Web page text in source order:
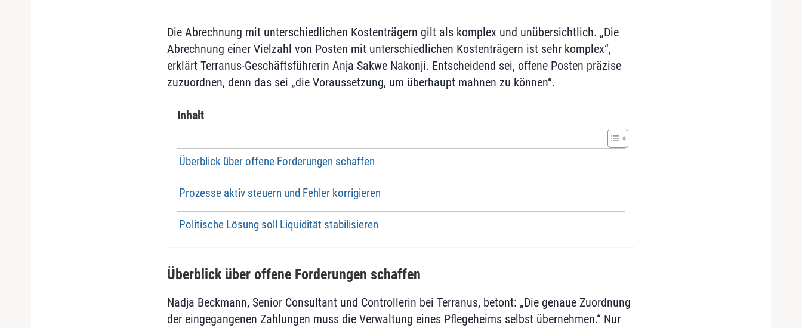
Die Abrechnung mit unterschiedlichen Kostenträgern gilt als komplex und unübersichtlich. „Die
Abrechnung einer Vielzahl von Posten mit unterschiedlichen Kostenträgern ist sehr komplex“,
erklärt Terranus-Geschäftsführerin Anja Sakwe Nakonji. Entscheidend sei, offene Posten präzise
zuzuordnen, denn das sei „die Voraussetzung, um überhaupt mahnen zu können“.
Inhalt
Überblick über offene Forderungen schaffen
Prozesse aktiv steuern und Fehler korrigieren
Politische Lösung soll Liquidität stabilisieren
Überblick über offene Forderungen schaffen
Nadja Beckmann, Senior Consultant und Controllerin bei Terranus, betont: „Die genaue Zuordnung
der eingegangenen Zahlungen muss die Verwaltung eines Pflegeheims selbst übernehmen.“ Nur